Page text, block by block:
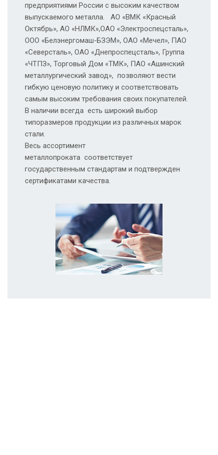
предприятиями России с высоким качеством
выпускаемого металла. АО «ВМК «Красный
Октябрь», АО «НЛМК»,ОАО «Электроспецсталь»,
ООО «Белэнергомаш-БЗЭМ», ОАО «Мечел», ПАО
«Северсталь», ОАО «Днепроспецсталь», Группа
«ЧТПЗ», Торговый Дом «ТМК», ПАО «Ашинский
металлургический завод», позволяют вести
гибкую ценовую политику и соответствовать
самым высоким требования своих покупателей.
В наличии всегда есть широкий выбор
типоразмеров продукции из различных марок
стали.
Весь ассортимент
металлопроката соответствует
государственным стандартам и подтвержден
сертификатами качества.